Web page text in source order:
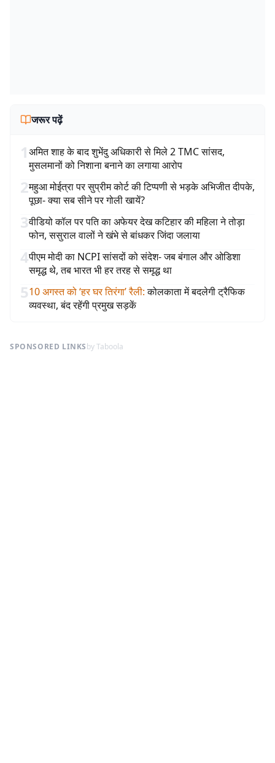
जरूर पढ़ें
1अमित शाह के बाद शुभेंदु अधिकारी से मिले 2 TMC सांसद,
मुसलमानों को निशाना बनाने का लगाया आरोप
2महुआ मोईत्रा पर सुप्रीम कोर्ट की टिप्पणी से भड़के अभिजीत दीपके,
पूछा- क्या सब सीने पर गोली खायें?
3वीडियो कॉल पर पति का अफेयर देख कटिहार की महिला ने तोड़ा
फोन, ससुराल वालों ने खंभे से बांधकर जिंदा जलाया
4पीएम मोदी का NCPI सांसदों को संदेश- जब बंगाल और ओडिशा
समृद्ध थे, तब भारत भी हर तरह से समृद्ध था
510 अगस्त को ‘हर घर तिरंगा’ रैली: कोलकाता में बदलेगी ट्रैफिक
व्यवस्था, बंद रहेंगी प्रमुख सड़कें
SPONSORED LINKSby Taboola